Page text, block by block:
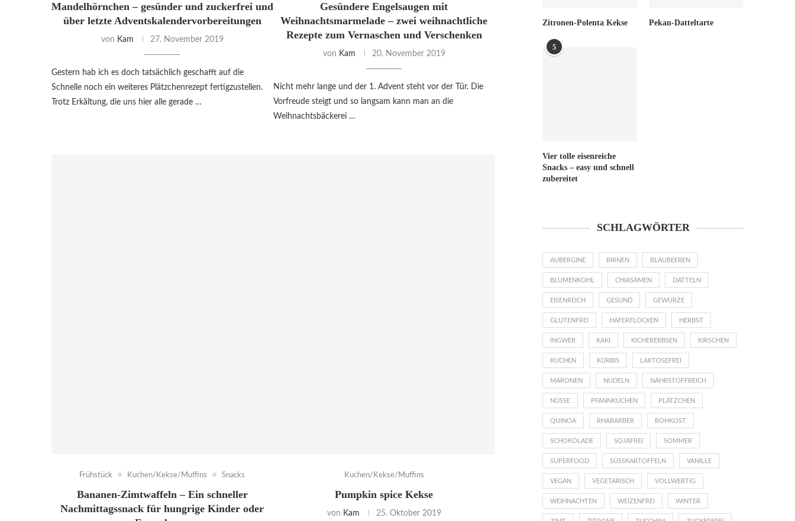
Mandelhörnchen – gesünder und zuckerfrei und
über letzte Adventskalendervorbereitungen
von Kam 27. November 2019
Gestern hab ich es doch tatsächlich geschafft auf die
Schnelle noch ein weiteres Plätzchenrezept fertigzustellen.
Trotz Erkältung, die uns hier alle gerade …
Gesündere Engelsaugen mit
Weihnachtsmarmelade – zwei weihnachtliche
Rezepte zum Vernaschen und Verschenken
von Kam 20. November 2019
Nicht mehr lange und der 1. Advent steht vor der Tür. Die
Vorfreude steigt und so langsam kann man an die
Weihnachtsbäckerei …
Frühstück Kuchen/Kekse/Muffins Snacks
Bananen-Zimtwaffeln – Ein schneller
Nachmittagssnack für hungrige Kinder oder
Kuchen/Kekse/Muffins
Pumpkin spice Kekse
von Kam 25. Oktober 2019
Zitronen-Polenta Kekse Pekan-Datteltarte
5
Vier tolle eisenreiche
Snacks – easy und schnell
zubereitet
SCHLAGWÖRTER
AUBERGINE BIRNEN BLAUBEEREN
BLUMENKOHL CHIASAMEN DATTELN
EISENREICH GESUND GEWÜRZE
GLUTENFREI HAFERFLOCKEN HERBST
INGWER KAKI KICHERERBSEN KIRSCHEN
KUCHEN KÜRBIS LAKTOSEFREI
MARONEN NUDELN NÄHRSTOFFREICH
NÜSSE PFANNKUCHEN PLÄTZCHEN
QUINOA RHABARBER ROHKOST
SCHOKOLADE SOJAFREI SOMMER
SUPERFOOD SÜSSKARTOFFELN VANILLE
VEGAN VEGETARISCH VOLLWERTIG
WEIHNACHTEN WEIZENFREI WINTER